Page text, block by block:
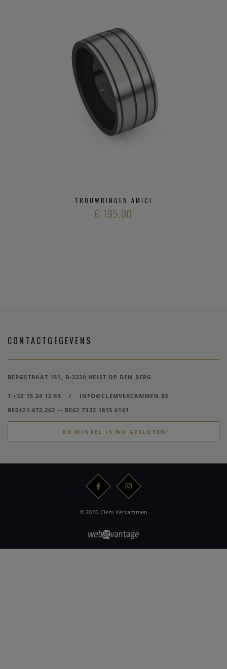
TROUWRINGEN AMICI
€ 195,00
CONTACTGEGEVENS
BERGSTRAAT 151, B-2220 HEIST OP DEN BERG
T +32 15 24 12 65 /
INFO@CLEMVERCAMMEN.BE
BE0421.672.262 -- BE62 7332 1815 6161
DE WINKEL IS NU GESLOTEN!
© 2026 Clem Vercammen